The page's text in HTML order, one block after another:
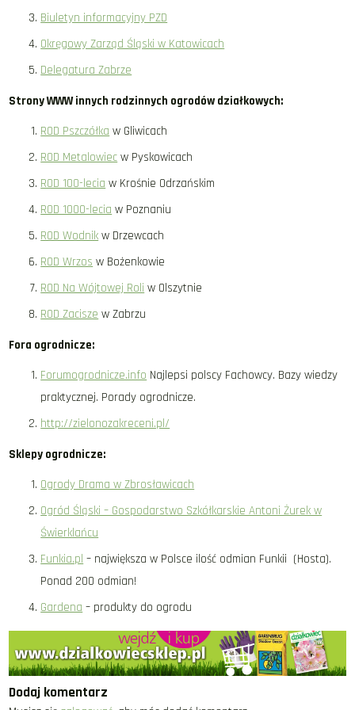
Biuletyn informacyjny PZD
Okręgowy Zarząd Śląski w Katowicach
Delegatura Zabrze
Strony WWW innych rodzinnych ogrodów działkowych:
ROD Pszczółka w Gliwicach
ROD Metalowiec w Pyskowicach
ROD 100-lecia w Krośnie Odrzańskim
ROD 1000-lecia w Poznaniu
ROD Wodnik w Drzewcach
ROD Wrzos w Bożenkowie
ROD Na Wójtowej Roli w Olszytnie
ROD Zacisze w Zabrzu
Fora ogrodnicze:
Forumogrodnicze.info Najlepsi polscy Fachowcy. Bazy wiedzy
praktycznej. Porady ogrodnicze.
http://zielonozakreceni.pl/
Sklepy ogrodnicze:
Ogrody Drama w Zbrosławicach
Ogród Śląski – Gospodarstwo Szkółkarskie Antoni Żurek w
Świerklańcu
Funkia.pl – największa w Polsce ilość odmian Funkii (Hosta).
Ponad 200 odmian!
Gardena – produkty do ogrodu
Dodaj komentarz